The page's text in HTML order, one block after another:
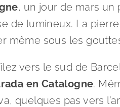
, un jour de mars un
de lumineux. La
même sous les
vers le sud de
en Catalogne.
quelques pas vers